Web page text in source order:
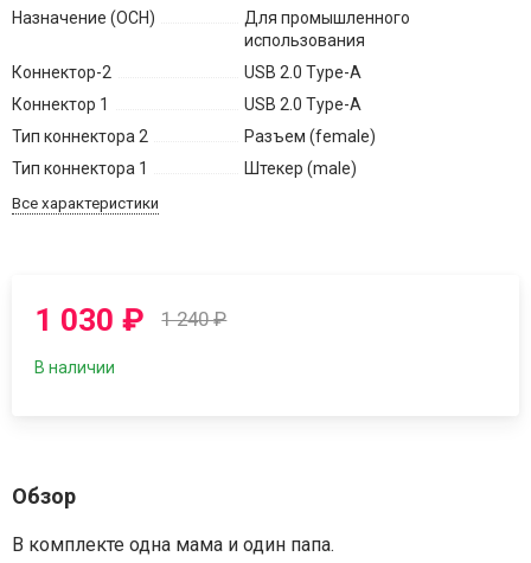
Назначение (ОСН)
Для промышленного
использования
Коннектор-2
USB 2.0 Type-A
Коннектор 1
USB 2.0 Type-A
Тип коннектора 2
Разъем (female)
Тип коннектора 1
Штекер (male)
Все характеристики
1 030₽ 1 240₽
В наличии
Обзор
В комплекте одна мама и один папа.